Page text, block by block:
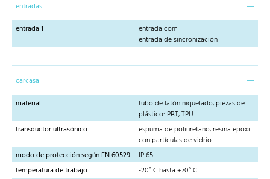
entradas
entrada 1
entrada com
entrada de sincronización
carcasa
material
tubo de latón niquelado, piezas de
plástico: PBT, TPU
transductor ultrasónico
espuma de poliuretano, resina epoxi
con partículas de vidrio
modo de protección según EN 60529
IP 65
temperatura de trabajo
-20° C hasta +70° C